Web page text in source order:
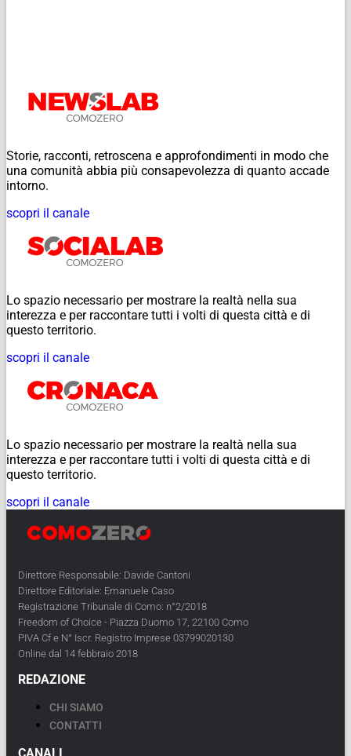
Storie, racconti, retroscena e approfondimenti in modo che
una comunità abbia più consapevolezza di quanto accade
intorno.
scopri il canale
Lo spazio necessario per mostrare la realtà nella sua
interezza e per raccontare tutti i volti di questa città e di
questo territorio.
scopri il canale
Lo spazio necessario per mostrare la realtà nella sua
interezza e per raccontare tutti i volti di questa città e di
questo territorio.
scopri il canale
Direttore Responsabile: Davide Cantoni
Direttore Editoriale: Emanuele Caso
Registrazione Tribunale di Como: n°2/2018
Freedom of Choice - Piazza Duomo 17, 22100 Como
PIVA Cf e N° Iscr. Registro Imprese 03799020130
Online dal 14 febbraio 2018
REDAZIONE
CHI SIAMO
CONTATTI